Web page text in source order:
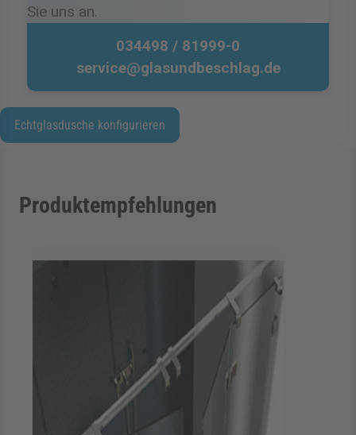
Sie uns an.
034498 / 81999-0
service@glasundbeschlag.de
Echtglasdusche konfigurieren
Produktempfehlungen